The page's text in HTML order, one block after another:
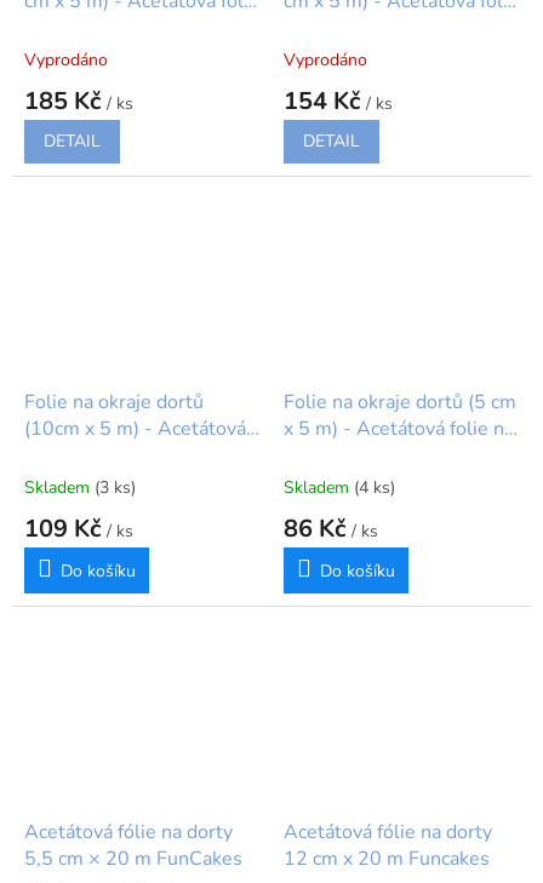
Vyprodáno
185 Kč / ks
DETAIL
Vyprodáno
154 Kč / ks
DETAIL
Folie na okraje dortů
(10cm x 5 m) - Acetátová
Skladem (3 ks)
109 Kč / ks
Do košíku
Folie na okraje dortů (5 cm
x 5 m) - Acetátová folie na
Skladem (4 ks)
86 Kč / ks
Do košíku
Acetátová fólie na dorty
5,5 cm × 20 m FunCakes
Acetátová fólie na dorty
12 cm x 20 m Funcakes